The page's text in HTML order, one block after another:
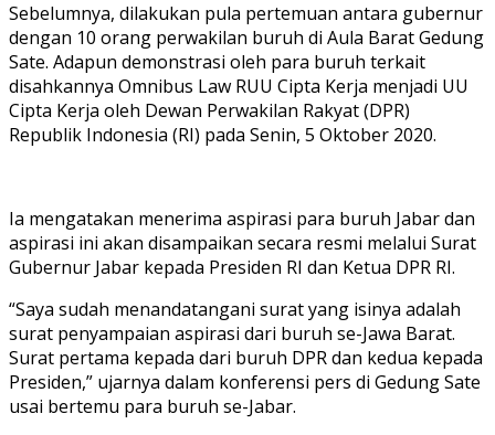
Sebelumnya, dilakukan pula pertemuan antara gubernur
dengan 10 orang perwakilan buruh di Aula Barat Gedung
Sate. Adapun demonstrasi oleh para buruh terkait
disahkannya Omnibus Law RUU Cipta Kerja menjadi UU
Cipta Kerja oleh Dewan Perwakilan Rakyat (DPR)
Republik Indonesia (RI) pada Senin, 5 Oktober 2020.
Ia mengatakan menerima aspirasi para buruh Jabar dan
aspirasi ini akan disampaikan secara resmi melalui Surat
Gubernur Jabar kepada Presiden RI dan Ketua DPR RI.
“Saya sudah menandatangani surat yang isinya adalah
surat penyampaian aspirasi dari buruh se-Jawa Barat.
Surat pertama kepada dari buruh DPR dan kedua kepada
Presiden,” ujarnya dalam konferensi pers di Gedung Sate
usai bertemu para buruh se-Jabar.